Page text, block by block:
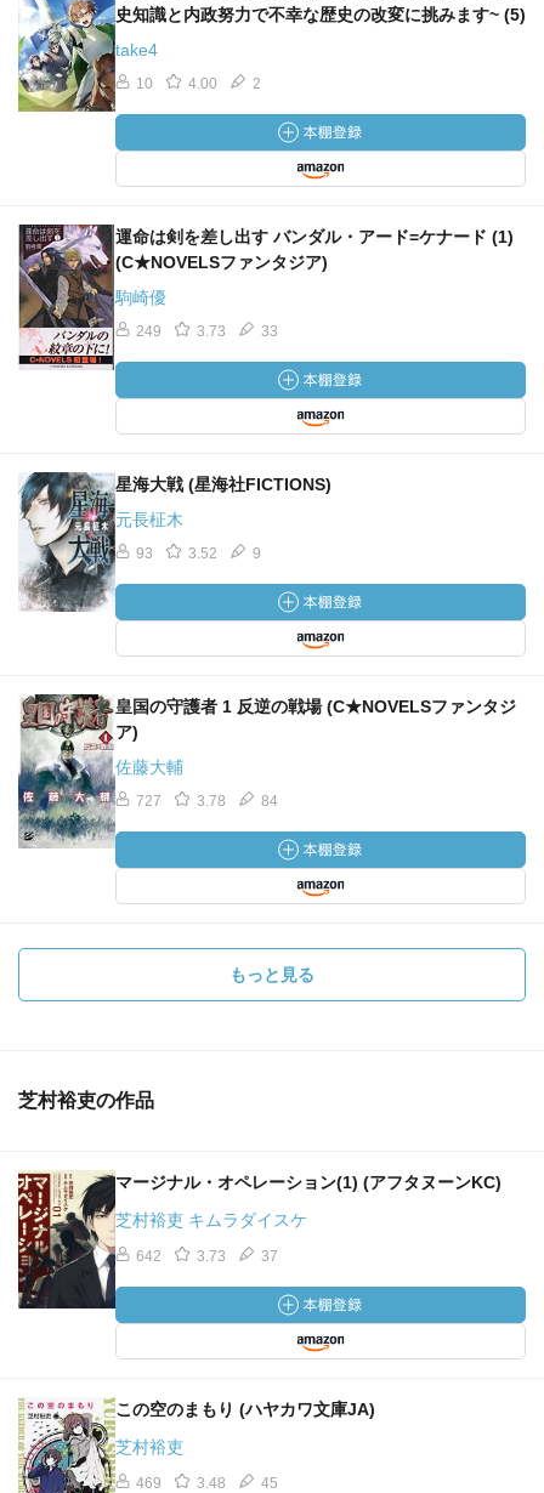
史知識と内政努力で不幸な歴史の改変に挑みます~ (5)
take4
10 4.00 2
運命は剣を差し出す バンダル・アード=ケナード (1)
(C★NOVELSファンタジア)
駒崎優
249 3.73 33
星海大戦 (星海社FICTIONS)
元長柾木
93 3.52 9
皇国の守護者 1 反逆の戦場 (C★NOVELSファンタジ
ア)
佐藤大輔
727 3.78 84
もっと見る
芝村裕吏の作品
マージナル・オペレーション(1) (アフタヌーンKC)
芝村裕吏 キムラダイスケ
642 3.73 37
この空のまもり (ハヤカワ文庫JA)
芝村裕吏
469 3.48 45